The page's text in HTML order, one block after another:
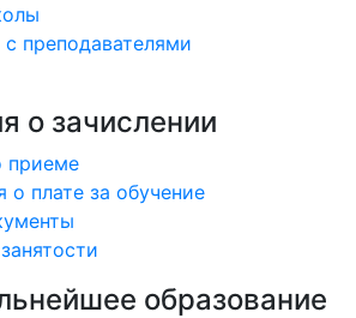
преподавателями
о зачислении
приеме
плате за обучение
образование